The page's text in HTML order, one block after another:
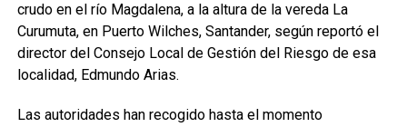
crudo en el río Magdalena, a la altura de la vereda La
Curumuta, en Puerto Wilches, Santander, según reportó el
director del Consejo Local de Gestión del Riesgo de esa
localidad, Edmundo Arias.
Las autoridades han recogido hasta el momento